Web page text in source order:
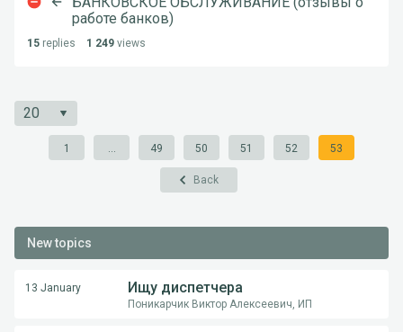
работе банков)
15 replies 1 249 views
Back
1 49 50 51 52 53
New topics
13 January Ищу диспетчера
Поникарчик Виктор Алексеевич, ИП